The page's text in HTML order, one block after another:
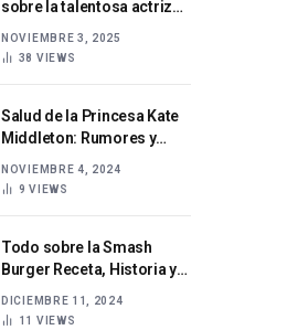
sobre la talentosa actriz
cinematográfica
NOVIEMBRE 3, 2025
38 VIEWS
Salud de la Princesa Kate
Middleton: Rumores y
NOVIEMBRE 4, 2024
9VIEWS
Todo sobre la Smash
Burger Receta, Historia y
DICIEMBRE 11, 2024
11 VIEWS